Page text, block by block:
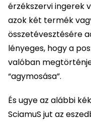
érzékszervi ingerek
azok két termék
összetévesztésére
lényeges, hogy a
valóban
“agymosása”.
És ugye az alábbi
SciamuS jut az